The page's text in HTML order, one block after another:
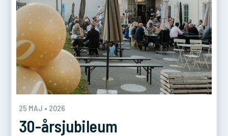
25 MAJ • 2026
30-årsjubileum